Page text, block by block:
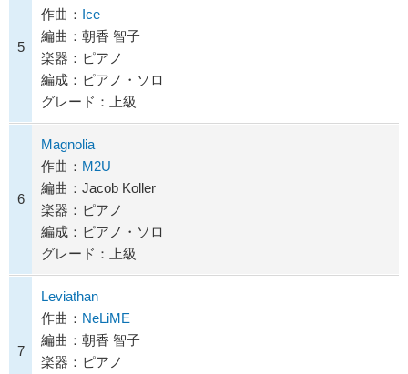
5
作曲： Ice
編曲：朝香 智子
楽器：ピアノ
編成：ピアノ・ソロ
グレード：上級
6
Magnolia
作曲： M2U
編曲：Jacob Koller
楽器：ピアノ
編成：ピアノ・ソロ
グレード：上級
7
Leviathan
作曲： NeLiME
編曲：朝香 智子
楽器：ピアノ